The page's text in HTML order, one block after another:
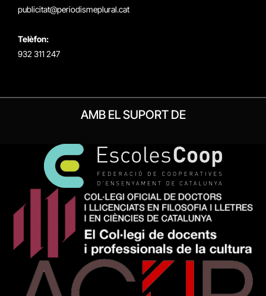
publicitat@periodismeplural.cat
Telèfon:
932 311 247
AMB EL SUPORT DE